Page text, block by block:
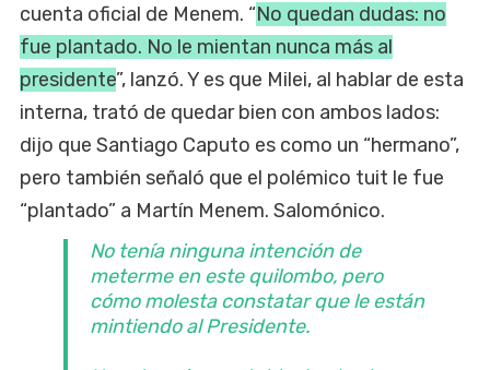
cuenta oficial de Menem. “No quedan dudas: no
fue plantado. No le mientan nunca más al
presidente”, lanzó. Y es que Milei, al hablar de esta
interna, trató de quedar bien con ambos lados:
dijo que Santiago Caputo es como un “hermano”,
pero también señaló que el polémico tuit le fue
“plantado” a Martín Menem. Salomónico.
No tenía ninguna intención de
meterme en este quilombo, pero
cómo molesta constatar que le están
mintiendo al Presidente.